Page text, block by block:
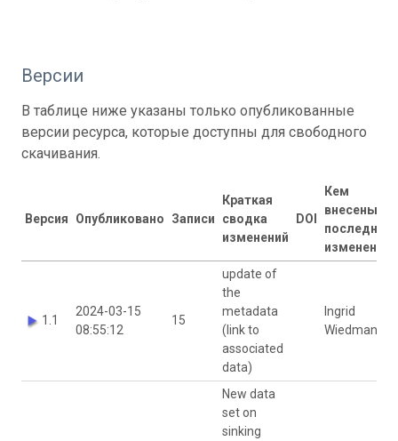
Версии
В таблице ниже указаны только опубликованные
версии ресурса, которые доступны для свободного
скачивания.
Версия Опубликовано Записи
Краткая
сводка
изменений
DOI
Кем
внесены
последние
изменения
1.1
2024-03-15
08:55:12
15
update of
the
metadata
(link to
associated
data)
Ingrid
Wiedmann
New data
set on
sinking